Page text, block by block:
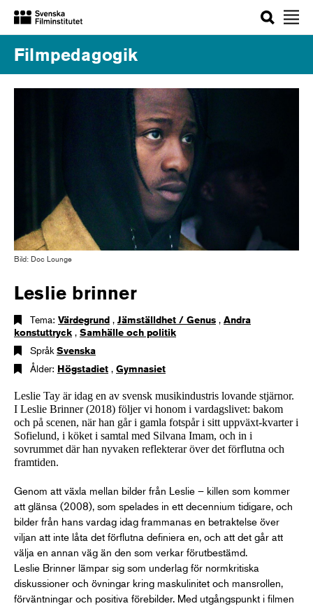
Sök
Filmpedagogik
Bild: Doc Lounge
Leslie brinner
Tema: Värdegrund , Jämställdhet / Genus , Andra
konstuttryck , Samhälle och politik
Språk Svenska
Ålder: Högstadiet , Gymnasiet
Leslie Tay är idag en av svensk musikindustris lovande stjärnor.
I Leslie Brinner (2018) följer vi honom i vardagslivet: bakom
och på scenen, när han går i gamla fotspår i sitt uppväxt-kvarter i
Sofielund, i köket i samtal med Silvana Imam, och in i
sovrummet där han nyvaken reflekterar över det förflutna och
framtiden.
Genom att växla mellan bilder från Leslie – killen som kommer
att glänsa (2008), som spelades in ett decennium tidigare, och
bilder från hans vardag idag frammanas en betraktelse över
viljan att inte låta det förflutna definiera en, och att det går att
välja en annan väg än den som verkar förutbestämd.
Leslie Brinner lämpar sig som underlag för normkritiska
diskussioner och övningar kring maskulinitet och mansrollen,
förväntningar och positiva förebilder. Med utgångspunkt i filmen